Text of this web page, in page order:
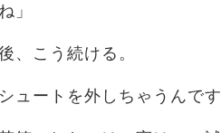
」
、こう続ける。
シュートを外しちゃうん